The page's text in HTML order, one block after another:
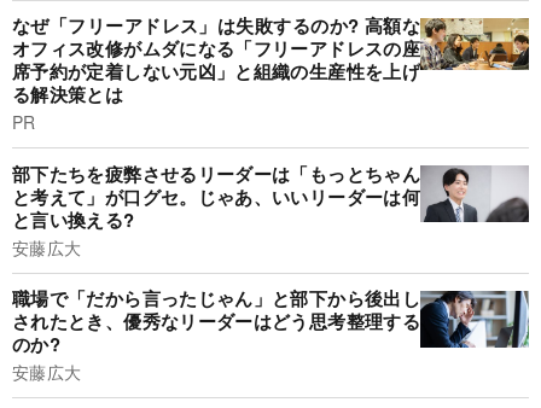
なぜ「フリーアドレス」は失敗するのか? 高額な
オフィス改修がムダになる「フリーアドレスの座
席予約が定着しない元凶」と組織の生産性を上げ
る解決策とは
PR
部下たちを疲弊させるリーダーは「もっとちゃん
と考えて」が口グセ。じゃあ、いいリーダーは何
と言い換える?
安藤広大
職場で「だから言ったじゃん」と部下から後出し
されたとき、優秀なリーダーはどう思考整理する
のか?
安藤広大